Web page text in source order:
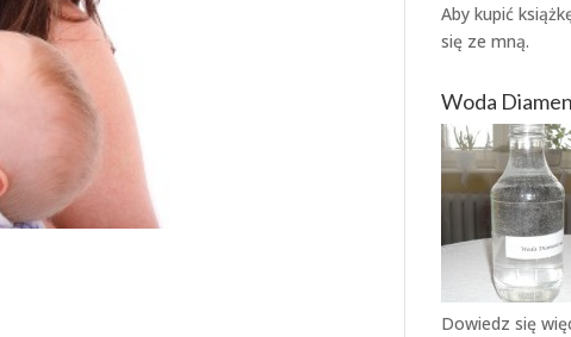
Aby kupić
się ze mną.
Woda
Dowiedz się